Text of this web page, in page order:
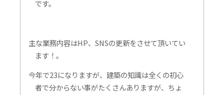
です。
主な業務内容はHP、SNSの更新をさせて頂いてい
ます！。
今年で23になりますが、建築の知識は全くの初心
者で分からない事がたくさんありますが、ちょ